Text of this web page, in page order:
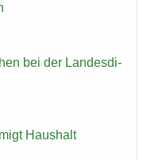
bei der Lan­des­di­
Haus­halt